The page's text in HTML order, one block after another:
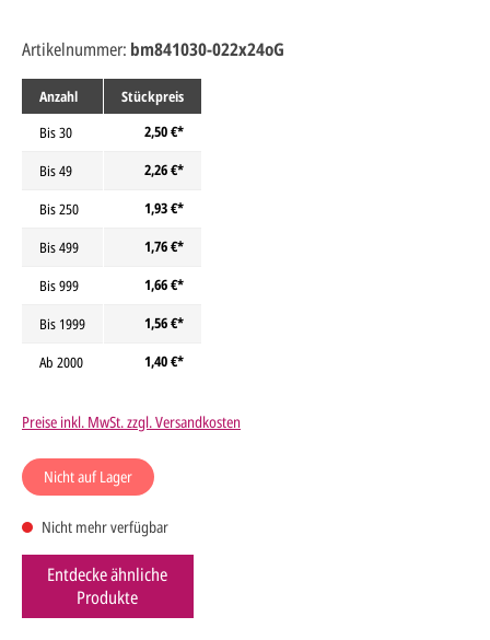
Anzahl
Stückpreis
Bis30
2,50 €*
Bis49
2,26 €*
Bis250
1,93 €*
Bis499
1,76 €*
Bis999
1,66 €*
Bis 1999
1,56 €*
Ab 2000 1,40 €*
Preise inkl. MwSt. zzgl. Versandkosten
Nicht auf Lager
Nicht mehr verfügbar
Entdecke ähnliche
Produkte
Artikelnummer: bm841030-022x24oG